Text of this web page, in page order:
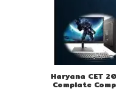
Haryana CET
Complate